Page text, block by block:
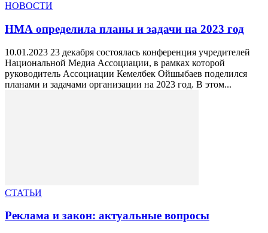
НОВОСТИ
НМА определила планы и задачи на 2023 год
10.01.2023 23 декабря состоялась конференция учредителей
Национальной Медиа Ассоциации, в рамках которой
руководитель Ассоциации Кемелбек Ойшыбаев поделился
планами и задачами организации на 2023 год. В этом...
СТАТЬИ
Реклама и закон: актуальные вопросы